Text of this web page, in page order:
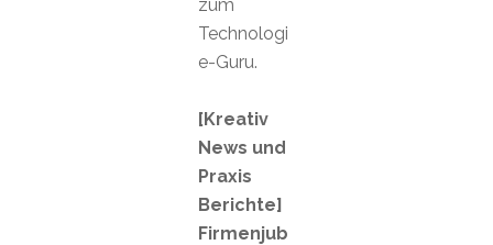
zum
Technologi
e-Guru.
[Kreativ
News und
Praxis
Berichte]
Firmenjub